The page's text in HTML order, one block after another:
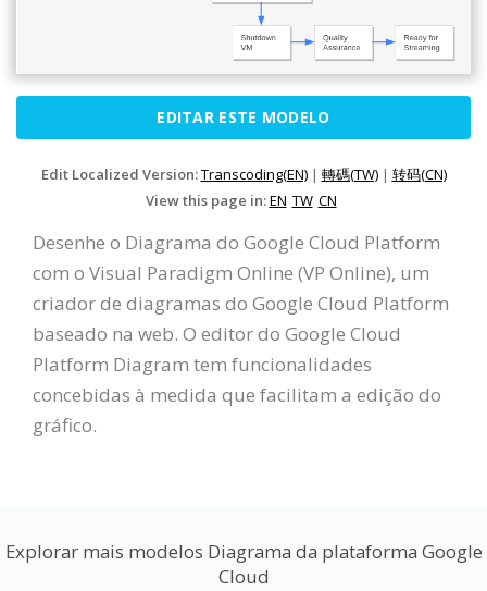
EDITAR ESTE MODELO
Edit Localized Version:Transcoding(EN)| 轉碼(TW)| 转码(CN)
View this page in:EN TW CN
Desenhe o Diagrama do Google Cloud Platform
com o Visual Paradigm Online (VP Online), um
criador de diagramas do Google Cloud Platform
baseado na web. O editor do Google Cloud
Platform Diagram tem funcionalidades
concebidas à medida que facilitam a edição do
gráfico.
Explorar mais modelos Diagrama da plataforma Google
Cloud